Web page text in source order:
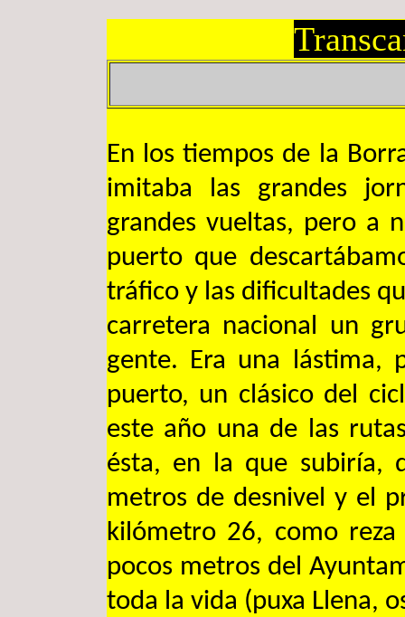
En los tiempos de la
imitaba las grandes
grandes vueltas, pero a
puerto que
tráfico y las dificultades
carretera nacional un
gente. Era una lástima,
puerto, un clásico del
este año una de las
ésta, en la que subiría,
metros de desnivel y el
kilómetro 26, como
pocos metros del
toda la vida (puxa Llena,